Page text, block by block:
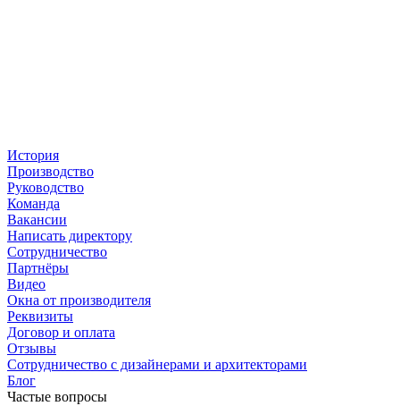
История
Производство
Руководство
Команда
Вакансии
Написать директору
Сотрудничество
Партнёры
Видео
Окна от производителя
Реквизиты
Договор и оплата
Отзывы
Сотрудничество с дизайнерами и архитекторами
Блог
Частые вопросы